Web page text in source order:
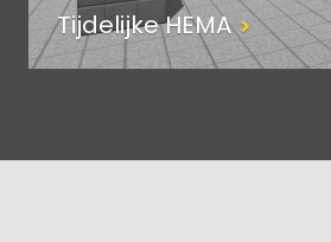
Tijdelijke HEMA